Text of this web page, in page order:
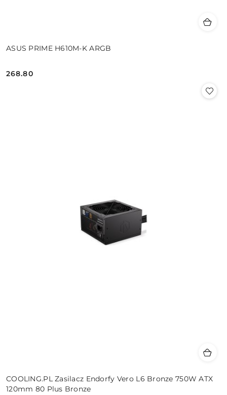
ASUS PRIME H610M-K ARGB
Cena:
268.80
COOLING.PL Zasilacz Endorfy Vero L6 Bronze 750W ATX
120mm 80 Plus Bronze